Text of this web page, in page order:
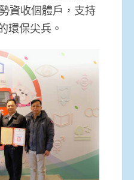
資收個體戶，支持
環保尖兵。